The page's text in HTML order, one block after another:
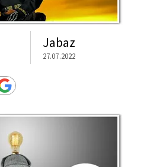
Jabaz
27.07.2022